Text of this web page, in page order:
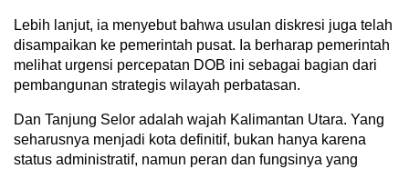
Lebih lanjut, ia menyebut bahwa usulan diskresi juga telah
disampaikan ke pemerintah pusat. Ia berharap pemerintah
melihat urgensi percepatan DOB ini sebagai bagian dari
pembangunan strategis wilayah perbatasan.
Dan Tanjung Selor adalah wajah Kalimantan Utara. Yang
seharusnya menjadi kota definitif, bukan hanya karena
status administratif, namun peran dan fungsinya yang